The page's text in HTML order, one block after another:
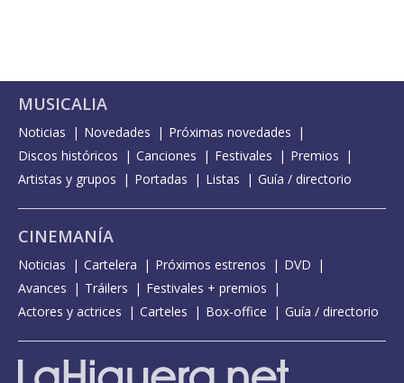
MUSICALIA
Noticias Novedades
Próximas novedades
Discos históricos
Canciones Festivales
Premios
Artistas y grupos
Portadas Listas Guía / directorio
CINEMANÍA
Noticias Cartelera Próximos estrenos
DVD
Avances
Tráilers
Festivales + premios
Actores y actrices
Carteles Box-office Guía / directorio